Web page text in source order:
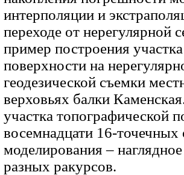
интерполяции и
переходе от нерегулярной
пример построения
поверхности на
геодезической съемки
верховьях балки
участка топографической
восемнадцати 16-точечных
моделирования –
разных ракурсов.